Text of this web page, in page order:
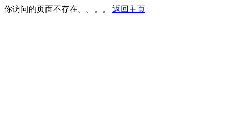
你访问的页面不存在。。。。 返回主页